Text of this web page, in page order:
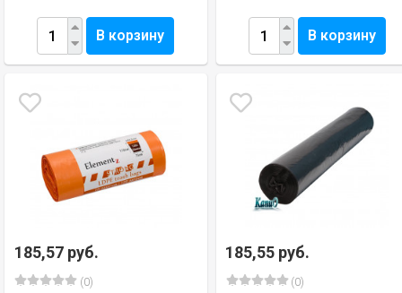
В корзину В корзину
185,57 руб.
(0)
185,55 руб.
(0)